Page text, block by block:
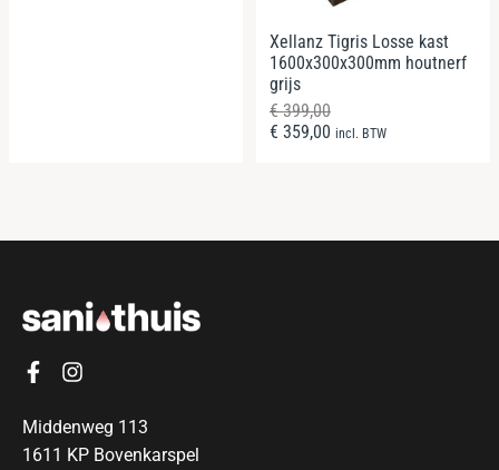
Xellanz Tigris Losse kast
1600x300x300mm houtnerf
grijs
€399,00
€ 359,00 incl. BTW
Middenweg 113
1611 KP Bovenkarspel